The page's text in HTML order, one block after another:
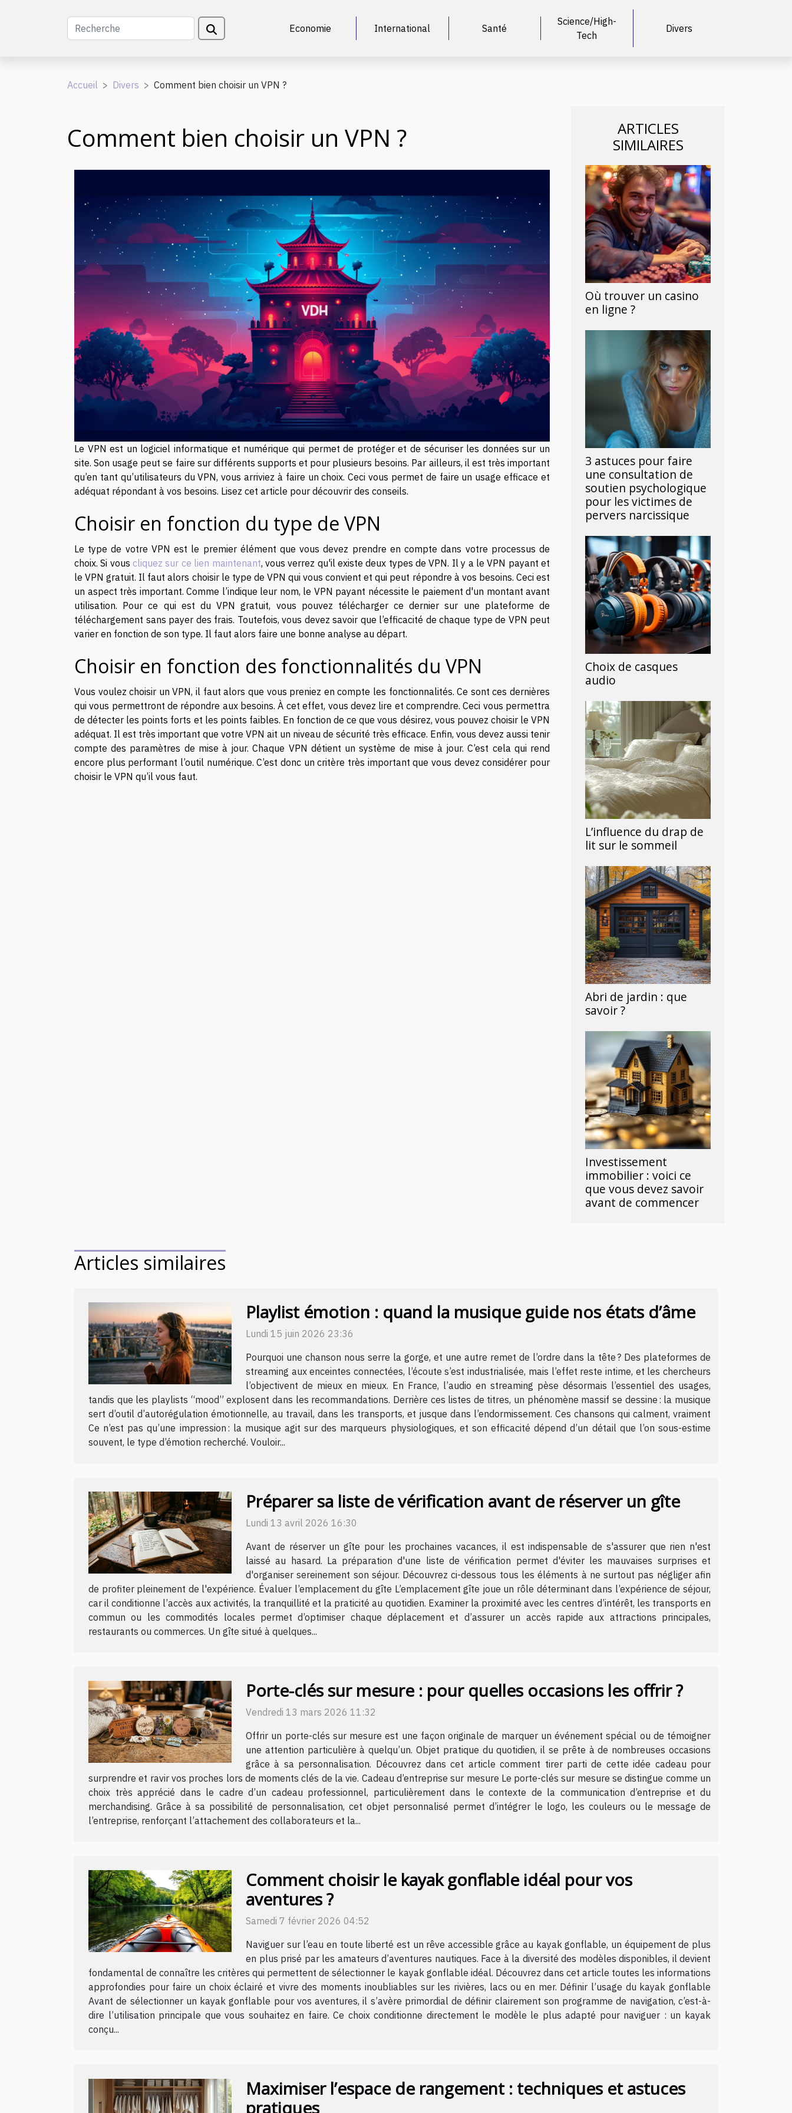
Economie International Santé
Science/High-
Tech
Divers
Accueil Divers Comment bien choisir un VPN ?
Comment bien choisir un VPN ?
Le VPN est un logiciel informatique et numérique qui permet de protéger et de sécuriser les données sur un
site. Son usage peut se faire sur différents supports et pour plusieurs besoins. Par ailleurs, il est très important
qu’en tant qu’utilisateurs du VPN, vous arriviez à faire un choix. Ceci vous permet de faire un usage efficace et
adéquat répondant à vos besoins. Lisez cet article pour découvrir des conseils.
Choisir en fonction du type de VPN
Le type de votre VPN est le premier élément que vous devez prendre en compte dans votre processus de
choix. Si vouscliquez sur ce lien maintenant, vous verrez qu'il existe deux types de VPN. Il y a le VPN payant et
le VPN gratuit. Il faut alors choisir le type de VPN qui vous convient et qui peut répondre à vos besoins. Ceci est
un aspect très important. Comme l’indique leur nom, le VPN payant nécessite le paiement d'un montant avant
utilisation. Pour ce qui est du VPN gratuit, vous pouvez télécharger ce dernier sur une plateforme de
téléchargement sans payer des frais. Toutefois, vous devez savoir que l’efficacité de chaque type de VPN peut
varier en fonction de son type. Il faut alors faire une bonne analyse au départ.
Choisir en fonction des fonctionnalités du VPN
Vous voulez choisir un VPN, il faut alors que vous preniez en compte les fonctionnalités. Ce sont ces dernières
qui vous permettront de répondre aux besoins. À cet effet, vous devez lire et comprendre. Ceci vous permettra
de détecter les points forts et les points faibles. En fonction de ce que vous désirez, vous pouvez choisir le VPN
adéquat. Il est très important que votre VPN ait un niveau de sécurité très efficace. Enfin, vous devez aussi tenir
compte des paramètres de mise à jour. Chaque VPN détient un système de mise à jour. C’est cela qui rend
encore plus performant l’outil numérique. C’est donc un critère très important que vous devez considérer pour
choisir le VPN qu’il vous faut.
ARTICLES
SIMILAIRES
Où trouver un casino
en ligne ?
3 astuces pour faire
une consultation de
soutien psychologique
pour les victimes de
pervers narcissique
Choix de casques
audio
L’influence du drap de
lit sur le sommeil
Abri de jardin : que
savoir ?
Investissement
immobilier : voici ce
que vous devez savoir
avant de commencer
Articles similaires
Playlist émotion : quand la musique guide nos états d’âme
Lundi 15 juin 2026 23:36
Pourquoi une chanson nous serre la gorge, et une autre remet de l’ordre dans la tête ? Des plateformes de
streaming aux enceintes connectées, l’écoute s’est industrialisée, mais l’effet reste intime, et les chercheurs
l’objectivent de mieux en mieux. En France, l’audio en streaming pèse désormais l’essentiel des usages,
tandis que les playlists “mood” explosent dans les recommandations. Derrière ces listes de titres, un phénomène massif se dessine : la musique
sert d’outil d’autorégulation émotionnelle, au travail, dans les transports, et jusque dans l’endormissement. Ces chansons qui calment, vraiment
Ce n’est pas qu’une impression : la musique agit sur des marqueurs physiologiques, et son efficacité dépend d’un détail que l’on sous-estime
souvent, le type d’émotion recherché. Vouloir...
Préparer sa liste de vérification avant de réserver un gîte
Lundi 13 avril 2026 16:30
Avant de réserver un gîte pour les prochaines vacances, il est indispensable de s'assurer que rien n'est
laissé au hasard. La préparation d'une liste de vérification permet d'éviter les mauvaises surprises et
d'organiser sereinement son séjour. Découvrez ci-dessous tous les éléments à ne surtout pas négliger afin
de profiter pleinement de l'expérience. Évaluer l’emplacement du gîte L’emplacement gîte joue un rôle déterminant dans l’expérience de séjour,
car il conditionne l’accès aux activités, la tranquillité et la praticité au quotidien. Examiner la proximité avec les centres d’intérêt, les transports en
commun ou les commodités locales permet d’optimiser chaque déplacement et d’assurer un accès rapide aux attractions principales,
restaurants ou commerces. Un gîte situé à quelques...
Porte-clés sur mesure : pour quelles occasions les offrir ?
Vendredi 13 mars 2026 11:32
Offrir un porte-clés sur mesure est une façon originale de marquer un événement spécial ou de témoigner
une attention particulière à quelqu’un. Objet pratique du quotidien, il se prête à de nombreuses occasions
grâce à sa personnalisation. Découvrez dans cet article comment tirer parti de cette idée cadeau pour
surprendre et ravir vos proches lors de moments clés de la vie. Cadeau d’entreprise sur mesure Le porte-clés sur mesure se distingue comme un
choix très apprécié dans le cadre d’un cadeau professionnel, particulièrement dans le contexte de la communication d’entreprise et du
merchandising. Grâce à sa possibilité de personnalisation, cet objet personnalisé permet d’intégrer le logo, les couleurs ou le message de
l’entreprise, renforçant l’attachement des collaborateurs et la...
Comment choisir le kayak gonflable idéal pour vos
aventures ?
Samedi 7 février 2026 04:52
Naviguer sur l’eau en toute liberté est un rêve accessible grâce au kayak gonflable, un équipement de plus
en plus prisé par les amateurs d’aventures nautiques. Face à la diversité des modèles disponibles, il devient
fondamental de connaître les critères qui permettent de sélectionner le kayak gonflable idéal. Découvrez dans cet article toutes les informations
approfondies pour faire un choix éclairé et vivre des moments inoubliables sur les rivières, lacs ou en mer. Définir l’usage du kayak gonflable
Avant de sélectionner un kayak gonflable pour vos aventures, il s’avère primordial de définir clairement son programme de navigation, c’est-à-
dire l’utilisation principale que vous souhaitez en faire. Ce choix conditionne directement le modèle le plus adapté pour naviguer : un kayak
conçu...
Maximiser l’espace de rangement : techniques et astuces
pratiques